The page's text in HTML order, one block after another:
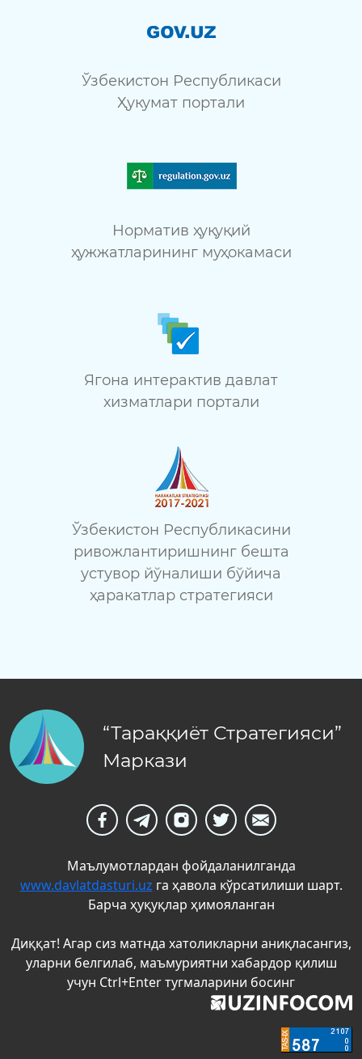
Ўзбекистон Республикаси
Ҳукумат портали
Норматив ҳуқуқий
ҳужжатларининг муҳокамаси
Ягона интерактив давлат
хизматлари портали
Ўзбекистон Республикасини
ривожлантиришнинг бешта
устувор йўналиши бўйича
ҳаракатлар стратегияси
“Тараққиёт Стратегияси”
Маркази
Маълумотлардан фойдаланилганда
www.davlatdasturi.uz га ҳавола кўрсатилиши шарт.
Барча ҳуқуқлар ҳимояланган
Диққат! Агар сиз матнда хатоликларни аниқласангиз,
уларни белгилаб, маъмуриятни хабардор қилиш
учун Ctrl+Enter тугмаларини босинг